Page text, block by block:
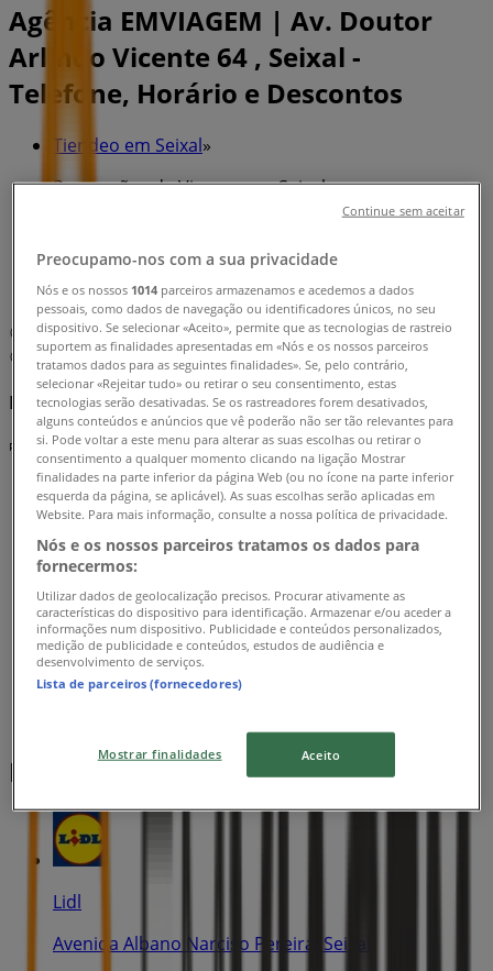
Agência EMVIAGEM | Av. Doutor
Arlindo Vicente 64 , Seixal -
Telefone, Horário e Descontos
Tiendeo em Seixal»
Promoções de Viagens em Seixal
EMVIAGEM em Seixal»
EMVIAGEM | Av. Doutor Arlindo Vicente 64
Mapa
212271389
Mapa
212271389
Estamos quase a publicar ofertas de EMVIAGEM
Publicidade
Lojas mais próximas
Lidl
Avenida Albano Narciso Pereira, Seixal
Preocupamo-nos com a sua privacidade
Nós e os nossos 1014 parceiros armazenamos e acedemos a dados
pessoais, como dados de navegação ou identificadores únicos, no seu
dispositivo. Se selecionar «Aceito», permite que as tecnologias de rastreio
suportem as finalidades apresentadas em «Nós e os nossos parceiros
tratamos dados para as seguintes finalidades». Se, pelo contrário,
selecionar «Rejeitar tudo» ou retirar o seu consentimento, estas
tecnologias serão desativadas. Se os rastreadores forem desativados,
alguns conteúdos e anúncios que vê poderão não ser tão relevantes para
si. Pode voltar a este menu para alterar as suas escolhas ou retirar o
consentimento a qualquer momento clicando na ligação Mostrar
finalidades na parte inferior da página Web (ou no ícone na parte inferior
esquerda da página, se aplicável). As suas escolhas serão aplicadas em
Website. Para mais informação, consulte a nossa política de privacidade.
Nós e os nossos parceiros tratamos os dados para
fornecermos:
Utilizar dados de geolocalização precisos. Procurar ativamente as
características do dispositivo para identificação. Armazenar e/ou aceder a
informações num dispositivo. Publicidade e conteúdos personalizados,
medição de publicidade e conteúdos, estudos de audiência e
desenvolvimento de serviços.
Lista de parceiros (fornecedores)
Mostrar finalidades Aceito
Continue sem aceitar